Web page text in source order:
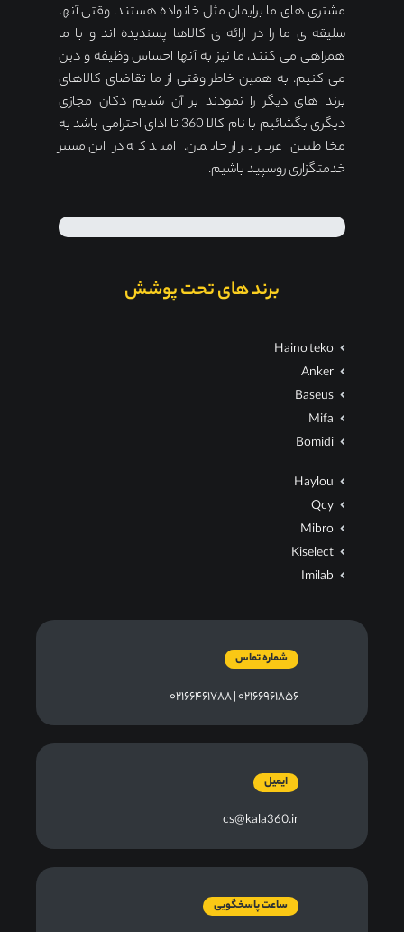
مشتری های ما برایمان مثل خانواده هستند. وقتی آنها
سلیقه ی ما را در ارائه ی کالاها پسندیده اند و با ما
همراهی می کنند، ما نیز به آنها احساس وظیفه و دین
می کنیم. به همین خاطر وقتی از ما تقاضای کالاهای
برند های دیگر را نمودند بر آن شدیم دکان مجازی
دیگری بگشائیم با نام کالا 360 تا ادای احترامی باشد به
مخاطبین عزیز تر از جانمان. امید که در این مسیر
خدمتگزاری روسپید باشیم.
برند های تحت پوشش
Haino teko
Anker
Baseus
Mifa
Bomidi
Haylou
Qcy
Mibro
Kiselect
Imilab
شماره تماس
۰۲۱۶۶۹۶۱۸۵۶ | ۰۲۱۶۶۴۶۱۷۸۸
ایمیل
cs@kala360.ir
ساعت پاسخگویی